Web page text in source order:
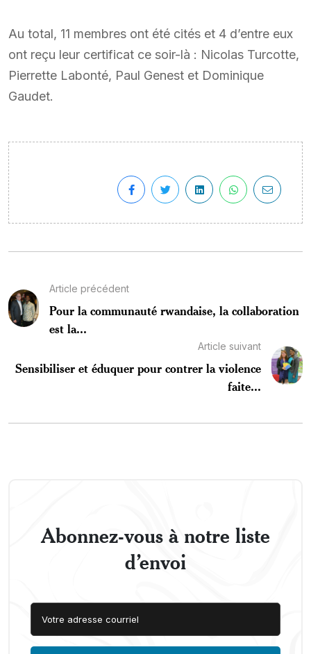
Au total, 11 membres ont été cités et 4 d’entre eux
ont reçu leur certificat ce soir-là : Nicolas Turcotte,
Pierrette Labonté, Paul Genest et Dominique
Gaudet.
Article précédent
Pour la communauté rwandaise, la collaboration
est la...
Article suivant
Sensibiliser et éduquer pour contrer la violence
faite...
Abonnez-vous à notre liste
d’envoi